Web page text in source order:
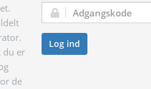
du er
de
Adgangskode:
Log ind